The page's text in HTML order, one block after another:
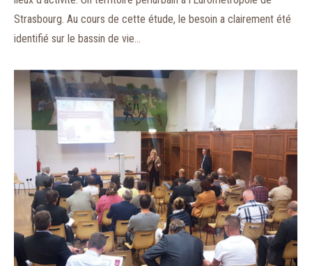
Strasbourg. Au cours de cette étude, le besoin a clairement été
identifié sur le bassin de vie…